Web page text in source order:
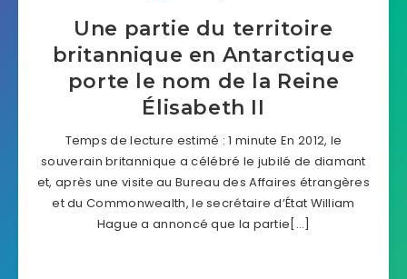
Une partie du territoire
britannique en Antarctique
porte le nom de la Reine
Élisabeth II
Temps de lecture estimé : 1 minute En 2012, le
souverain britannique a célébré le jubilé de diamant
et, après une visite au Bureau des Affaires étrangères
et du Commonwealth, le secrétaire d’État William
Hague a annoncé que la partie[…]